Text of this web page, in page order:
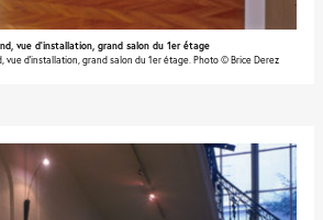
vue d'installation, grand salon du 1er étage
vue d'installation, grand salon du 1er étage. Photo © Brice Derez